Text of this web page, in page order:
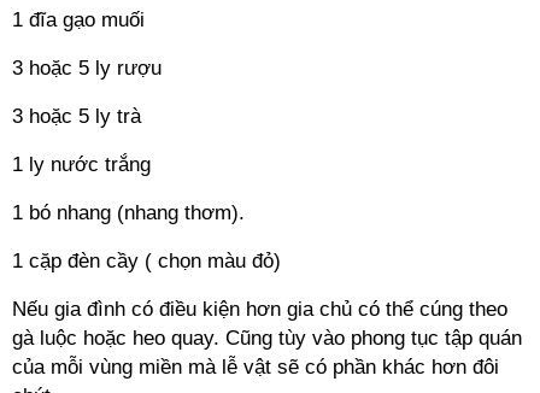
1 đĩa gạo muối
3 hoặc 5 ly rượu
3 hoặc 5 ly trà
1 ly nước trắng
1 bó nhang (nhang thơm).
1 cặp đèn cầy ( chọn màu đỏ)
Nếu gia đình có điều kiện hơn gia chủ có thể cúng theo
gà luộc hoặc heo quay. Cũng tùy vào phong tục tập quán
của mỗi vùng miền mà lễ vật sẽ có phần khác hơn đôi